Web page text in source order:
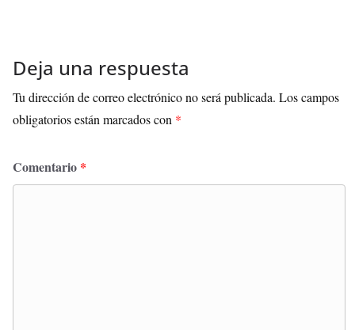
Deja una respuesta
Tu dirección de correo electrónico no será publicada. Los campos
obligatorios están marcados con *
Comentario *